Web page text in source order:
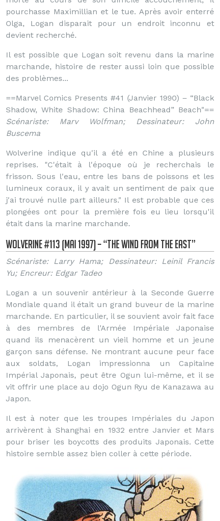
pourchasse Maximillian et le tue. Après avoir enterré
Olga, Logan disparait pour un endroit inconnu et
devient recherché.
Il est possible que Logan soit revenu dans la marine
marchande, histoire de rester aussi loin que possible
des problèmes...
==Marvel Comics Presents #41 (Janvier 1990) – “Black
Shadow, White Shadow: China Beachhead” Beach"==
Scénariste: Marv Wolfman; Dessinateur: John
Buscema
Wolverine indique qu'il a été en Chine a plusieurs
reprises. "C'était à l'époque où je recherchais le
frisson. Sous l'eau, entre les bans de poissons et les
lumineux coraux, il y avait un sentiment de paix que
j'ai trouvé nulle part ailleurs." Il est probable que ces
plongées ont pour la première fois eu lieu lorsqu'il
était dans la marine marchande.
Wolverine #113 (Mai 1997) – “The Wind From the East”
Scénariste: Larry Hama; Dessinateur: Leinil Francis
Yu; Encreur: Edgar Tadeo
Logan a un souvenir antérieur à la Seconde Guerre
Mondiale quand il était un grand buveur de la marine
marchande. En particulier, il se souvient avoir fait face
à des membres de l'Armée Impériale Japonaise
quand ils menacèrent un vieil homme et un jeune
garçon sans défense. Ne montrant aucune peur face
aux soldats, Logan impressionna un Capitaine
Impérial Japonais, peut être Ogun lui-même, et il se
vit offrir une place au dojo Ogun Ryu de Kanazawa au
Japon.
Il est à noter que les troupes Impériales du Japon
arrivèrent à Shanghai en 1932 entre Janvier et Mars
pour briser les boycotts des produits Japonais. Cette
histoire semble assez bien coller à cette période.